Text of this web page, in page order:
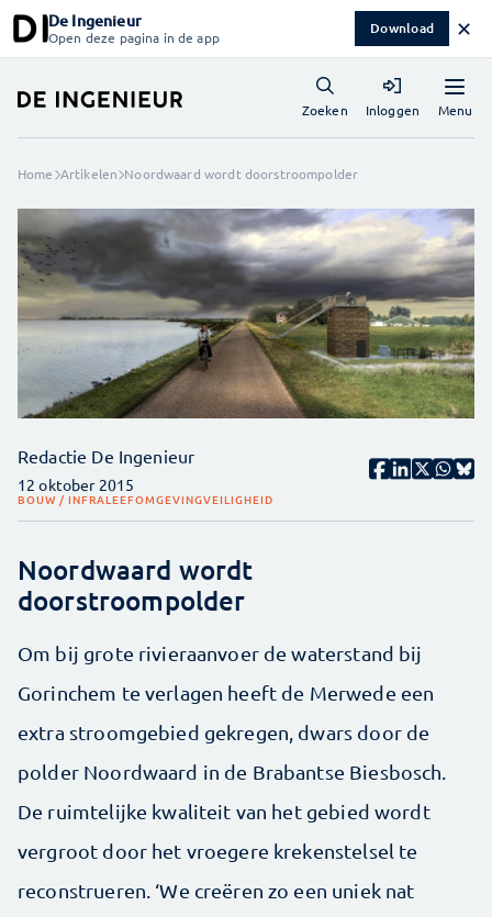
De Ingenieur
Open deze pagina in de app Download ✕
Menu
Zoeken Inloggen
Home Artikelen Noordwaard wordt doorstroompolder
Redactie De Ingenieur
12 oktober 2015
BOUW / INFRALEEFOMGEVINGVEILIGHEID
Noordwaard wordt
doorstroompolder
Om bij grote rivieraanvoer de waterstand bij
Gorinchem te verlagen heeft de Merwede een
extra stroomgebied gekregen, dwars door de
polder Noordwaard in de Brabantse Biesbosch.
De ruimtelijke kwaliteit van het gebied wordt
vergroot door het vroegere krekenstelsel te
reconstrueren. ‘We creëren zo een uniek nat